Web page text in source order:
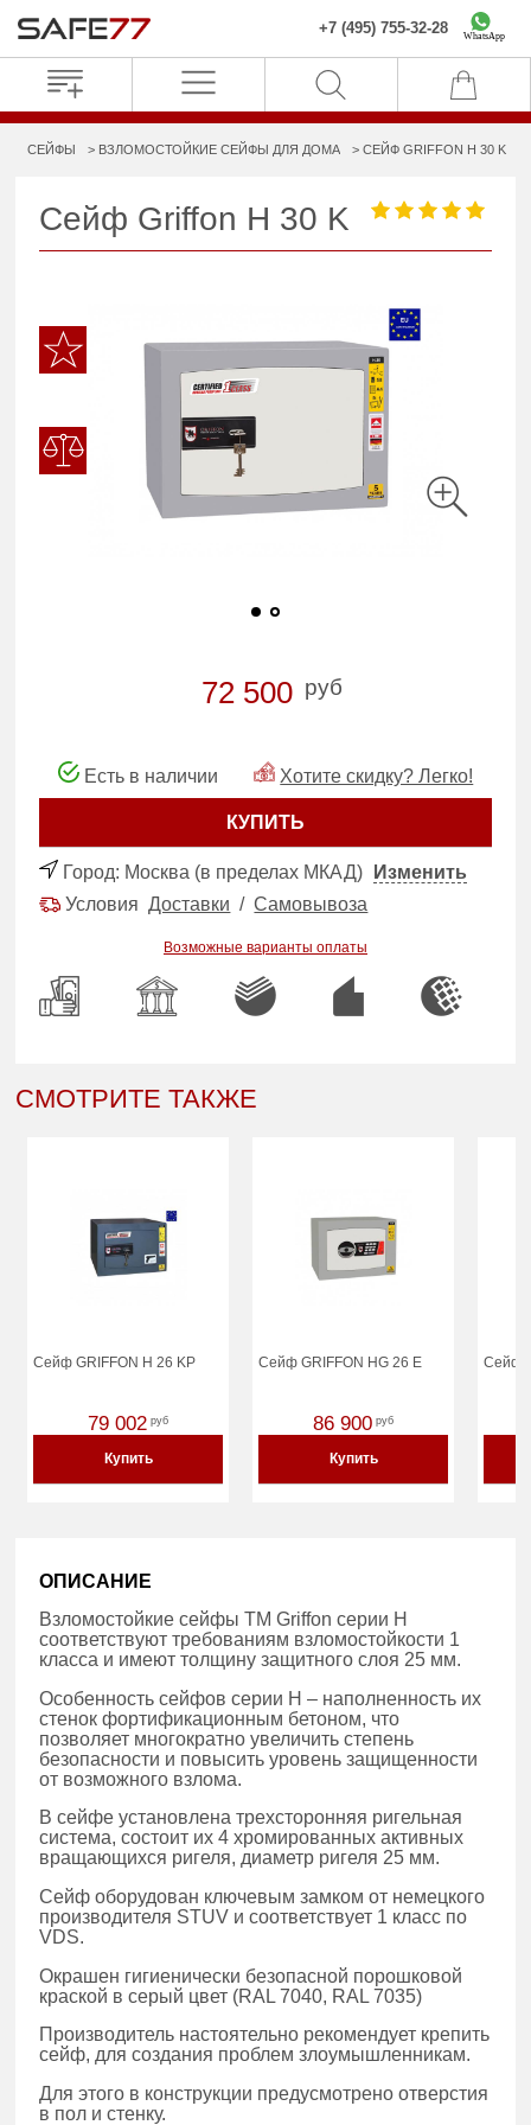
+7 (495) 755-32-28 WhatsApp
СЕЙФЫ ВЗЛОМОСТОЙКИЕ СЕЙФЫ ДЛЯ ДОМА СЕЙФ GRIFFON H 30 K
Сейф Griffon H 30 K
72 500 руб
Есть в наличии Хотите скидку? Легко!
КУПИТЬ
Город: Москва (в пределах МКАД)
Изменить
УсловияДоставки /Самовывоза
Возможные варианты оплаты
СМОТРИТЕ ТАКЖЕ
Сейф GRIFFON H 26 KP
79 002 руб
Купить
Сейф GRIFFON HG 26 E
86 900 руб
Купить
Сейф
ОПИСАНИЕ
Взломостойкие сейфы TM Griffon серии H
соответствуют требованиям взломостойкости 1
класса и имеют толщину защитного слоя 25 мм.
Особенность сейфов серии H – наполненность их
стенок фортификационным бетоном, что
позволяет многократно увеличить степень
безопасности и повысить уровень защищенности
от возможного взлома.
В сейфе установлена трехсторонняя ригельная
система, состоит их 4 хромированных активных
вращающихся ригеля, диаметр ригеля 25 мм.
Сейф оборудован ключевым замком от немецкого
производителя STUV и соответствует 1 класс по
VDS.
Окрашен гигиенически безопасной порошковой
краской в серый цвет (RAL 7040, RAL 7035)
Производитель настоятельно рекомендует крепить
сейф, для создания проблем злоумышленникам.
Для этого в конструкции предусмотрено отверстия
в пол и стенку.